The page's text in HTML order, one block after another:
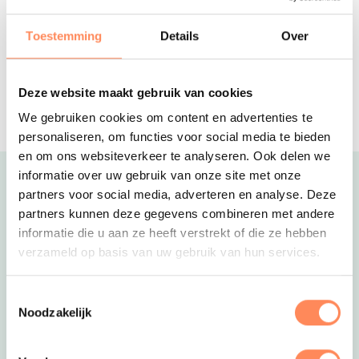
Toestemming Details Over
Deze website maakt gebruik van cookies
We gebruiken cookies om content en advertenties te
personaliseren, om functies voor social media te bieden
en om ons websiteverkeer te analyseren. Ook delen we
informatie over uw gebruik van onze site met onze
partners voor social media, adverteren en analyse. Deze
partners kunnen deze gegevens combineren met andere
informatie die u aan ze heeft verstrekt of die ze hebben
verzameld op basis van uw gebruik van hun services.
Noodzakelijk
Gezellige safaritenten en duurzame,
vakantiepark in de natuur
palmbomen strandje, mooie
kampeerplaatsen en luxe
accommodaties
Uitgelicht